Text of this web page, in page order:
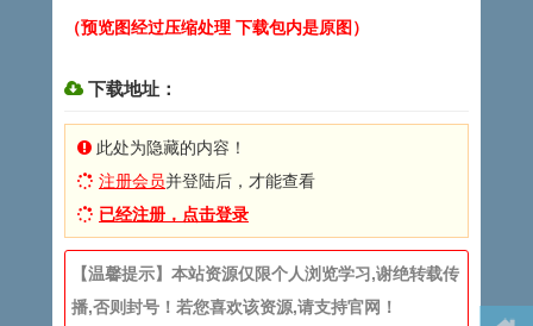
（预览图经过压缩处理 下载包内是原图）
下载地址：
此处为隐藏的内容！
注册会员并登陆后，才能查看
已经注册，点击登录
【温馨提示】本站资源仅限个人浏览学习,谢绝转载传
播,否则封号！若您喜欢该资源,请支持官网！